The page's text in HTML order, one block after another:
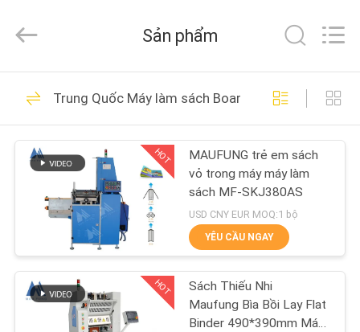
TRANG
CHỦ
CÁC
SẢN
PHẨM
VỀ
CHÚNG
MAUFUNG
MACHINERY
Rights
Máy đeo sổ tay
86
Máy bìa sách cứng
50
Sản phẩm
Trung Quốc Máy làm sách Board Book
HOT
MAUFUNG trẻ em sách
vỏ trong máy máy làm
sách MF-SKJ380AS
USD CNY EUR MOQ:1 bộ
YÊU CẦU NGAY
HOT
Sách Thiếu Nhi
Maufung Bìa Bồi Lay Flat
Binder 490*390mm Máy